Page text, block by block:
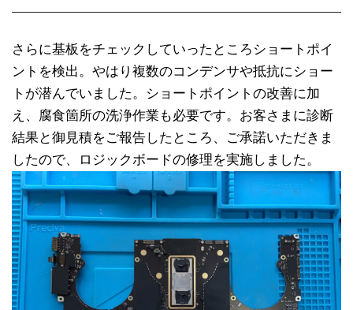
さらに基板をチェックしていったところショートポイ
ントを検出。やはり複数のコンデンサや抵抗にショー
トが潜んでいました。ショートポイントの改善に加
え、腐食箇所の洗浄作業も必要です。お客さまに診断
結果と御見積をご報告したところ、ご承諾いただきま
したので、ロジックボードの修理を実施しました。